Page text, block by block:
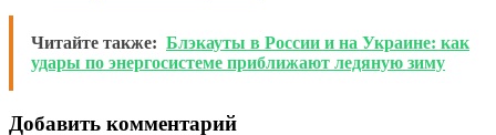
Читайте также: Блэкауты в России и на Украине: как
удары по энергосистеме приближают ледяную зиму
Добавить комментарий